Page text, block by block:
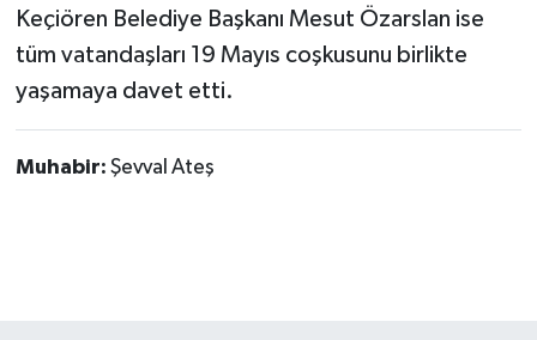
Keçiören Belediye Başkanı Mesut Özarslan ise
tüm vatandaşları 19 Mayıs coşkusunu birlikte
yaşamaya davet etti.
Muhabir: Şevval Ateş